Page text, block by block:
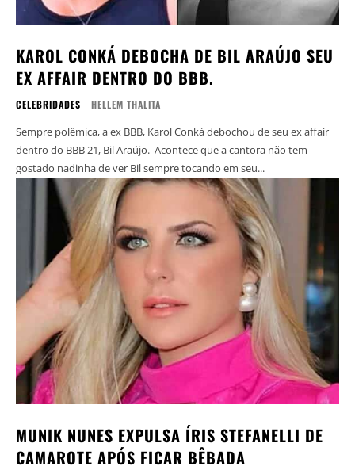
KAROL CONKÁ DEBOCHA DE BIL ARAÚJO SEU
EX AFFAIR DENTRO DO BBB.
CELEBRIDADES HELLEM THALITA
Sempre polêmica, a ex BBB, Karol Conká debochou de seu ex affair
dentro do BBB 21, Bil Araújo. Acontece que a cantora não tem
gostado nadinha de ver Bil sempre tocando em seu...
MUNIK NUNES EXPULSA ÍRIS STEFANELLI DE
CAMAROTE APÓS FICAR BÊBADA